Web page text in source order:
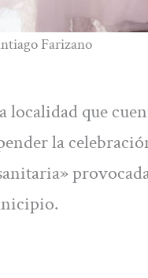
Farizano
localidad que
la